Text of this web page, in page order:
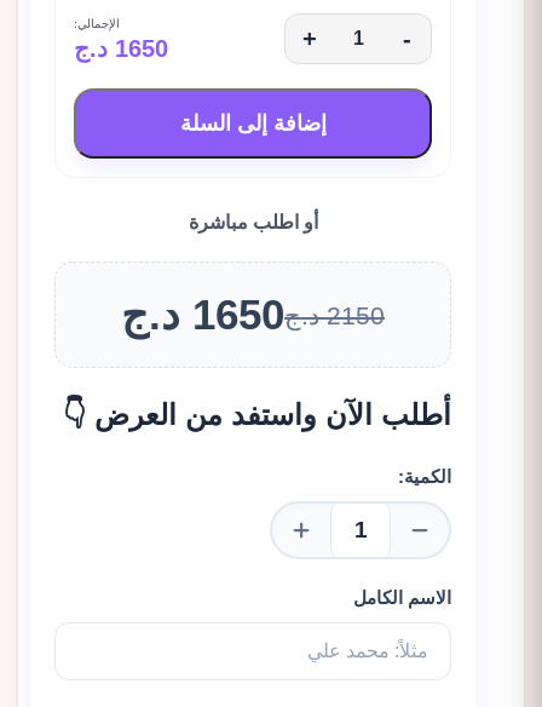
-
+
الإجمالي:
1650 د.ج
إضافة إلى السلة
أو اطلب مباشرة
2150 د.ج 1650 د.ج
أطلب الآن واستفد من العرض 👇
الكمية:
الاسم الكامل